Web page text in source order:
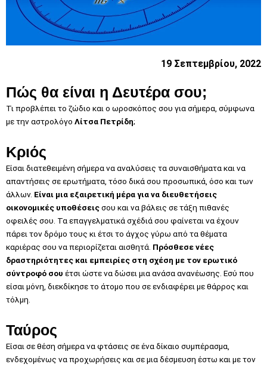
19 Σεπτεμβρίου, 2022
Πώς θα είναι η Δευτέρα σου;
Τι προβλέπει το ζώδιο και ο ωροσκόπος σου για σήμερα, σύμφωνα
με την αστρολόγο Λίτσα Πετρίδη;
Κριός
Είσαι διατεθειμένη σήμερα να αναλύσεις τα συναισθήματα και να
απαντήσεις σε ερωτήματα, τόσο δικά σου προσωπικά, όσο και των
άλλων. Είναι μια εξαιρετική μέρα για να διευθετήσεις
οικονομικές υποθέσειςσου και να βάλεις σε τάξη πιθανές
οφειλές σου. Τα επαγγελματικά σχέδιά σου φαίνεται να έχουν
πάρει τον δρόμο τους κι έτσι το άγχος γύρω από τα θέματα
καριέρας σου να περιορίζεται αισθητά. Πρόσθεσε νέες
δραστηριότητες και εμπειρίες στη σχέση με τον ερωτικό
σύντροφό σου έτσι ώστε να δώσει μια ανάσα ανανέωσης. Εσύ που
είσαι μόνη, διεκδίκησε το άτομο που σε ενδιαφέρει με θάρρος και
τόλμη.
Ταύρος
Είσαι σε θέση σήμερα να φτάσεις σε ένα δίκαιο συμπέρασμα,
ενδεχομένως να προχωρήσεις και σε μια δέσμευση έστω και με τον